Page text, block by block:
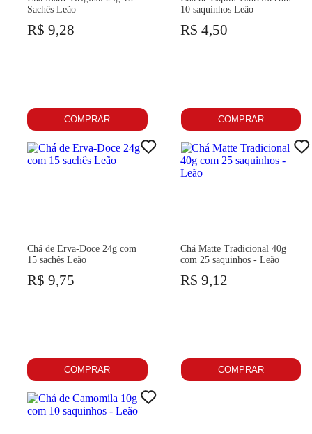
Sachês Leão
R$ 9,28
COMPRAR
10 saquinhos Leão
R$ 4,50
COMPRAR
Chá de Erva-Doce 24g com
15 sachês Leão
R$ 9,75
COMPRAR
Chá Matte Tradicional 40g
com 25 saquinhos - Leão
R$ 9,12
COMPRAR